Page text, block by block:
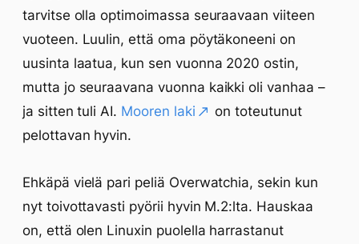
tarvitse olla optimoimassa seuraavaan viiteen
vuoteen. Luulin, että oma pöytäkoneeni on
uusinta laatua, kun sen vuonna 2020 ostin,
mutta jo seuraavana vuonna kaikki oli vanhaa –
ja sitten tuli AI. Mooren laki
on toteutunut
pelottavan hyvin.
Ehkäpä vielä pari peliä Overwatchia, sekin kun
nyt toivottavasti pyörii hyvin M.2:lta. Hauskaa
on, että olen Linuxin puolella harrastanut